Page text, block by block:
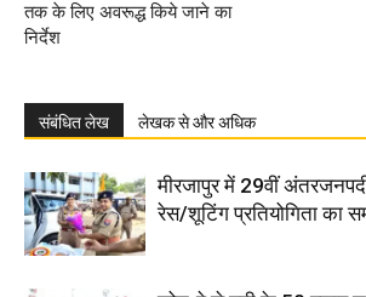
तक के लिए अवरूद्ध किये जाने का
निर्देश
संबंधित लेख लेखक से और अधिक
मीरजापुर में 29वीं
रेस/शूटिंग प्रतियोगिता का